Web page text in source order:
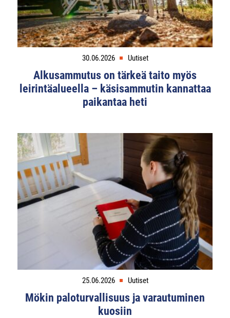
30.06.2026 Uutiset
Alkusammutus on tärkeä taito myös
leirintäalueella – käsisammutin kannattaa
paikantaa heti
25.06.2026 Uutiset
Mökin paloturvallisuus ja varautuminen
kuosiin